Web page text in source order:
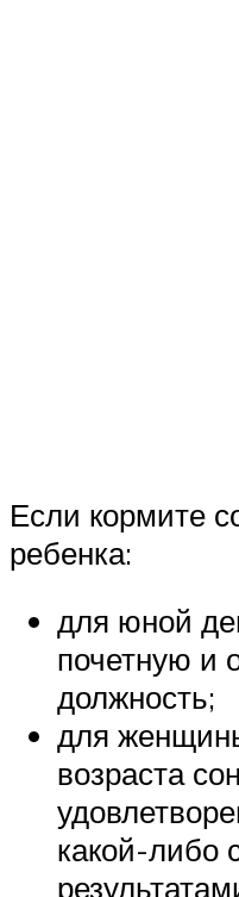
Если кормите
ребенка:
для юной
почетную и
должность;
для
возраста
какой-либо